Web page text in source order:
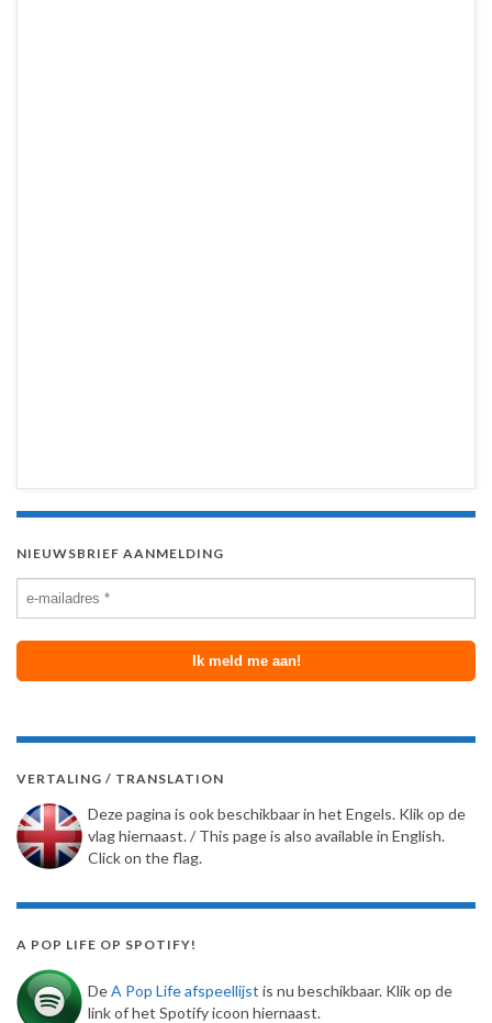
NIEUWSBRIEF AANMELDING
VERTALING / TRANSLATION
Deze pagina is ook beschikbaar in het Engels. Klik op de
vlag hiernaast. / This page is also available in English.
Click on the flag.
A POP LIFE OP SPOTIFY!
DeA Pop Life afspeellijst is nu beschikbaar. Klik op de
link of het Spotify icoon hiernaast.